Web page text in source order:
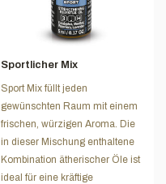
Sportlicher Mix
Sport Mix füllt jeden
gewünschten Raum mit einem
frischen, würzigen Aroma. Die
in dieser Mischung enthaltene
Kombination ätherischer Öle ist
ideal für eine kräftige